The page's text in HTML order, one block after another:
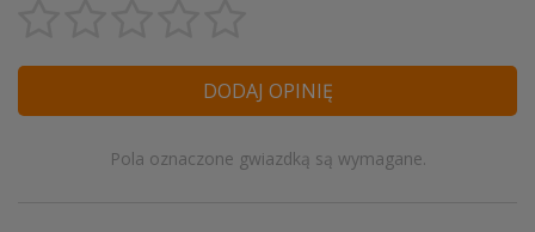
DODAJ OPINIĘ
Pola oznaczone gwiazdką są wymagane.